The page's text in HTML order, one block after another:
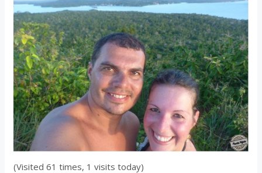
(Visited 61 times, 1 visits today)